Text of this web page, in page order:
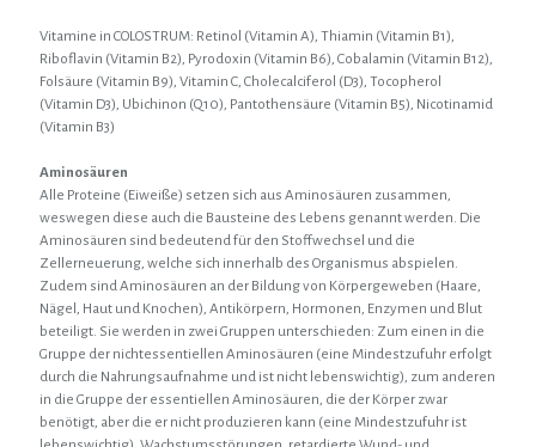
Vitamine in COLOSTRUM: Retinol (Vitamin A), Thiamin (Vitamin B1),
Riboflavin (Vitamin B2), Pyrodoxin (Vitamin B6), Cobalamin (Vitamin B12),
Folsäure (Vitamin B9), Vitamin C, Cholecalciferol (D3), Tocopherol
(Vitamin D3), Ubichinon (Q10), Pantothensäure (Vitamin B5), Nicotinamid
(Vitamin B3)
Aminosäuren
Alle Proteine (Eiweiße) setzen sich aus Aminosäuren zusammen,
weswegen diese auch die Bausteine des Lebens genannt werden. Die
Aminosäuren sind bedeutend für den Stoffwechsel und die
Zellerneuerung, welche sich innerhalb des Organismus abspielen.
Zudem sind Aminosäuren an der Bildung von Körpergeweben (Haare,
Nägel, Haut und Knochen), Antikörpern, Hormonen, Enzymen und Blut
beteiligt. Sie werden in zwei Gruppen unterschieden: Zum einen in die
Gruppe der nichtessentiellen Aminosäuren (eine Mindestzufuhr erfolgt
durch die Nahrungsaufnahme und ist nicht lebenswichtig), zum anderen
in die Gruppe der essentiellen Aminosäuren, die der Körper zwar
benötigt, aber die er nicht produzieren kann (eine Mindestzufuhr ist